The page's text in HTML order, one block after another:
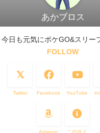
あかブロス
今日も元気にポケGO&スリー
FOLLOW
Twitter Facebook YouTube
Amazon このサイ